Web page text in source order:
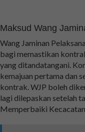
Maksud Wang
Wang Jaminan
bagi memastikan
yang ditandatangani.
kemajuan pertama dan
kontrak. WJP boleh
lagi dilepaskan setelah
Memperbaiki